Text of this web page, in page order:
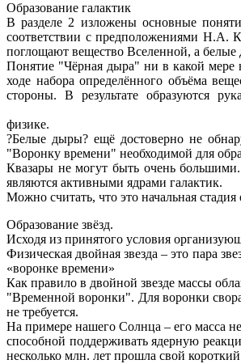
Образование галактик
В разделе 2 изложены основные
соответствии с предположениями Н.А.
поглощают вещество Вселенной, а
Понятие "Чёрная дыра" ни в какой мере
ходе набора определённого объёма
стороны. В результате образуются
Законы Вселенной, по
физике.
?Белые дыры? ещё достоверно не
"Воронку времени" необходимой для
Квазары не могут быть очень
являются активными ядрами галактик.
Можно считать, что это начальная
Образование звёзд.
Исходя из принятого условия
Физическая двойная звезда – это пара
«воронке времени»
Как правило в двойной звезде массы
"Временной воронки". Для воронки
не требуется.
На примере нашего Солнца – его масса
способной поддерживать ядерную
несколько млн. лет прошла свой